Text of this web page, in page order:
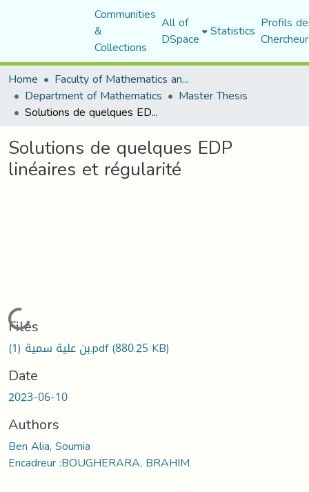
Communities
&
Collections
All of
DSpace Statistics Profils
Home
Faculty of Mathematics and Computer Science
Department of Mathematics Master Thesis
Solutions de quelques EDP linéaires et régularité
Solutions de quelques EDP
linéaires et régularité
Loading...
Files
بن علية سمية (1).pdf(880.25 KB)
Date
2023-06-10
Authors
Ben Alia, Soumia
Encadreur :BOUGHERARA, BRAHIM